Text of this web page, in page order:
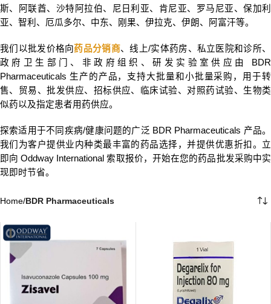
斯、阿联酋、沙特阿拉伯、尼日利亚、肯尼亚、罗马尼亚、保加利
亚、智利、厄瓜多尔、中东、刚果、伊拉克、伊朗、阿富汗等。
我们以批发价格向药品分销商、线上/实体药房、私立医院和诊所、
政府卫生部门、非政府组织、研发实验室供应由 BDR
Pharmaceuticals 生产的产品，支持大批量和小批量采购，用于转
售、贸易、批发供应、招标供应、临床试验、对照药试验、生物类
似药以及指定患者用药供应。
探索适用于不同疾病/健康问题的广泛 BDR Pharmaceuticals 产品。
我们为客户提供业内种类最丰富的药品选择，并提供优惠折扣。立
即向 Oddway International 索取报价，开始在您的药品批发采购中实
现即时节省。
Home/BDR Pharmaceuticals